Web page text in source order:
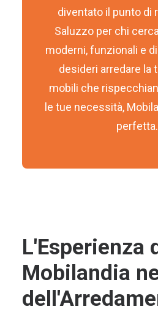
diventato il punto di
Saluzzo per chi
moderni, funzionali e
desideri arredare la
mobili che
le tue necessità,
perfetta.
L'Esperienza
Mobilandia